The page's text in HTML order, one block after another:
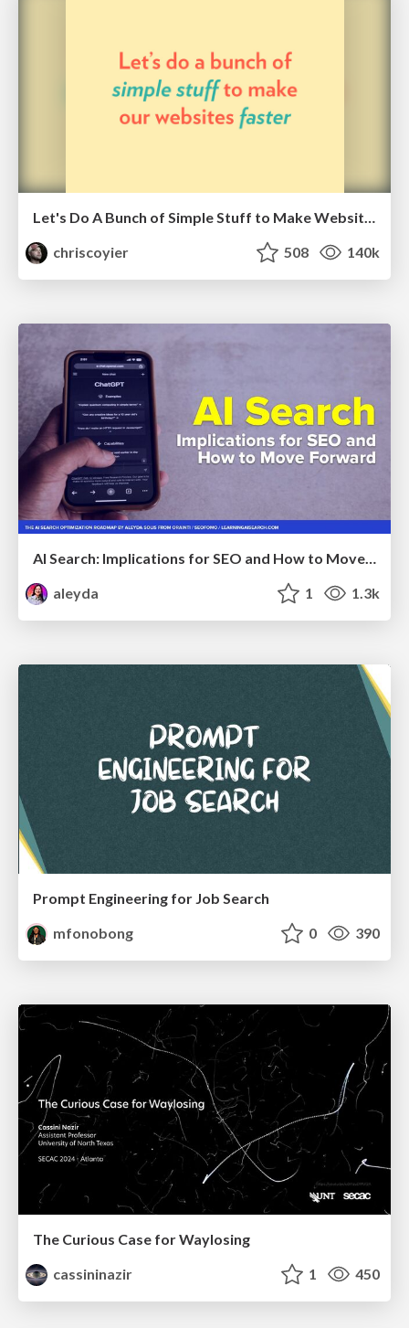
Let's Do A Bunch of Simple Stuff to Make Websites Faster
chriscoyier
508 140k
AI Search: Implications for SEO and How to Move Forward - #ShenzhenSEOConference
aleyda
1 1.3k
Prompt Engineering for Job Search
mfonobong
0 390
The Curious Case for Waylosing
cassininazir
1 450